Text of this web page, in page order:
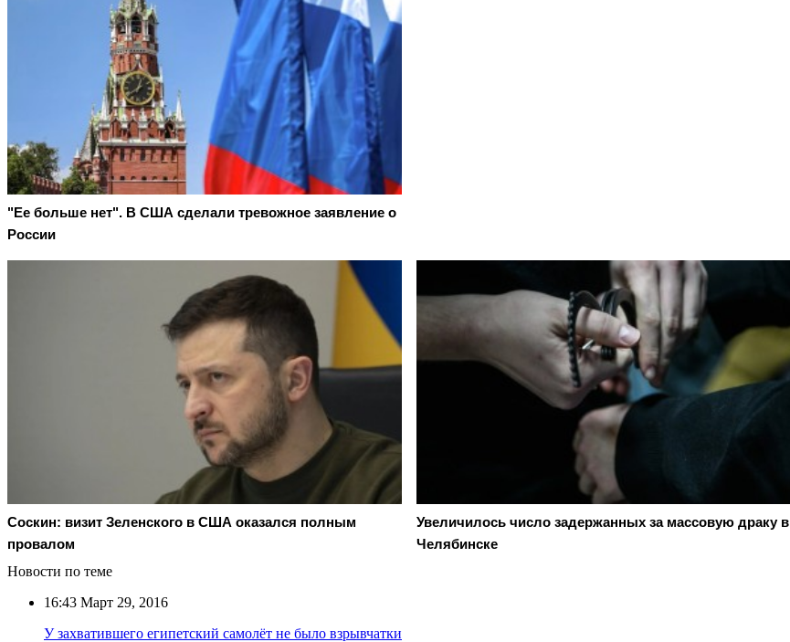
"Ее больше нет". В США сделали тревожное заявление о
России
Соскин: визит Зеленского в США оказался полным
провалом
Увеличилось число задержанных за массовую драку в
Челябинске
Новости по теме
16:43 Март 29, 2016
У захватившего египетский самолёт не было взрывчатки